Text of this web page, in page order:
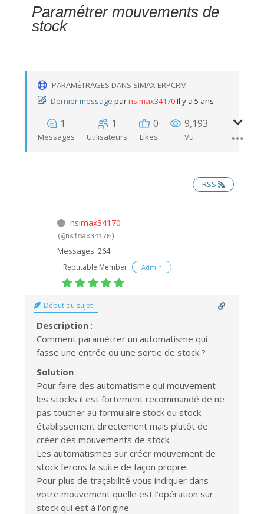
Paramétrer mouvements de
stock
PARAMÉTRAGES DANS SIMAX ERPCRM
Dernier message parnsimax34170Il y a 5 ans
1
Messages
1
Utilisateurs
0
Likes
9,193
Vu
RSS
nsimax34170
(@nsimax34170)
Messages: 264
Reputable Member Admin
Début du sujet
Description :
Comment paramétrer un automatisme qui
fasse une entrée ou une sortie de stock ?
Solution :
Pour faire des automatisme qui mouvement
les stocks il est fortement recommandé de ne
pas toucher au formulaire stock ou stock
établissement directement mais plutôt de
créer des mouvements de stock.
Les automatismes sur créer mouvement de
stock ferons la suite de façon propre.
Pour plus de traçabilité vous indiquer dans
votre mouvement quelle est l'opération sur
stock qui est à l'origine.